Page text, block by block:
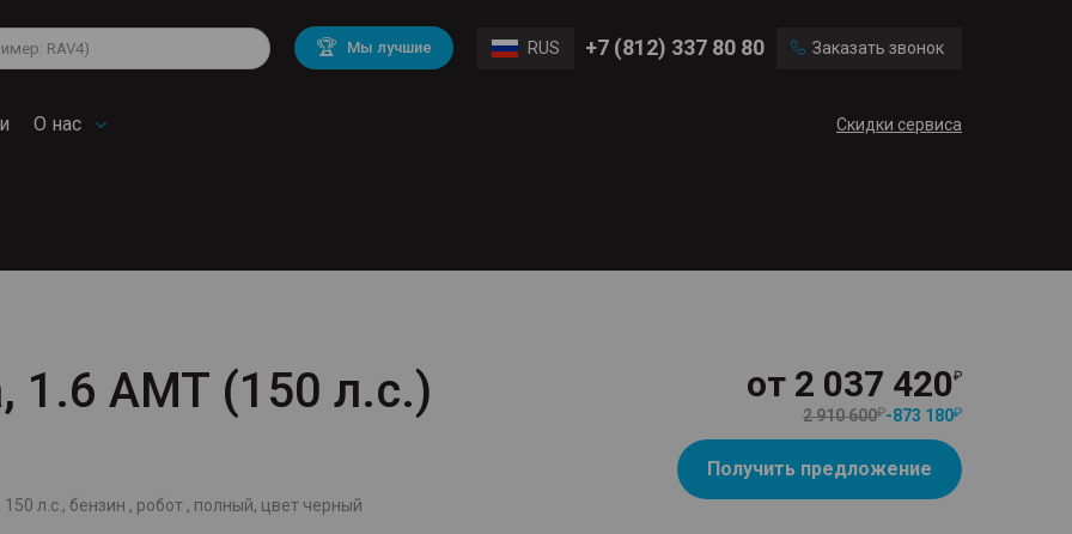
🏆 Мы лучшие RUS +7 (812) 337 80 80 Заказать звонок
О нас Скидки сервиса
Mitsubishi BMW
Mercedes Benz Volvo
1.6 AMT (150 л.с.)
л.с., бензин , робот , полный, цвет черный
от 2 037 420
2 910 600 -873 180
Получить предложение